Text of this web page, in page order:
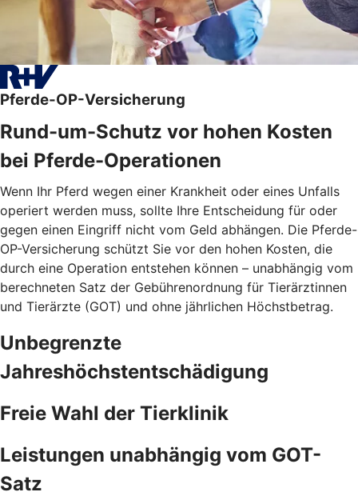
Pferde-OP-Versicherung
Rund-um-Schutz vor hohen Kosten
bei Pferde-Operationen
Wenn Ihr Pferd wegen einer Krankheit oder eines Unfalls
operiert werden muss, sollte Ihre Entscheidung für oder
gegen einen Eingriff nicht vom Geld abhängen. Die Pferde-
OP-Versicherung schützt Sie vor den hohen Kosten, die
durch eine Operation entstehen können – unabhängig vom
berechneten Satz der Gebührenordnung für Tierärztinnen
und Tierärzte (GOT) und ohne jährlichen Höchstbetrag.
Unbegrenzte
Jahreshöchstentschädigung
Freie Wahl der Tierklinik
Leistungen unabhängig vom GOT-
Satz